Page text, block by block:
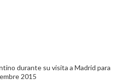
durante su visita a Madrid para
2015